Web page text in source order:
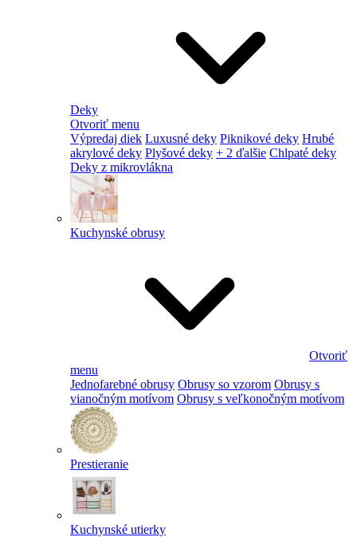
Deky
Otvoriť menu
Výpredaj diek Luxusné deky Piknikové deky Hrubé
akrylové deky Plyšové deky + 2 ďalšie Chlpaté deky
Deky z mikrovlákna
Kuchynské obrusy
Otvoriť
menu
Jednofarebné obrusy Obrusy so vzorom Obrusy s
vianočným motívom Obrusy s veľkonočným motívom
Prestieranie
Kuchynské utierky